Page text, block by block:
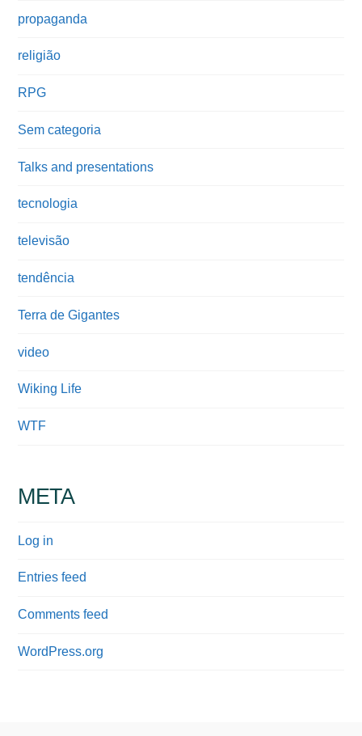
propaganda
religião
RPG
Sem categoria
Talks and presentations
tecnologia
televisão
tendência
Terra de Gigantes
video
Wiking Life
WTF
META
Log in
Entries feed
Comments feed
WordPress.org